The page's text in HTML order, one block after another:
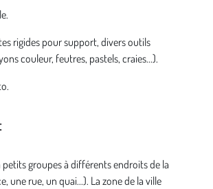
rigides pour support, divers outils
couleur, feutres, pastels, craies...).
petits groupes à différents endroits de la
une rue, un quai...). La zone de la ville